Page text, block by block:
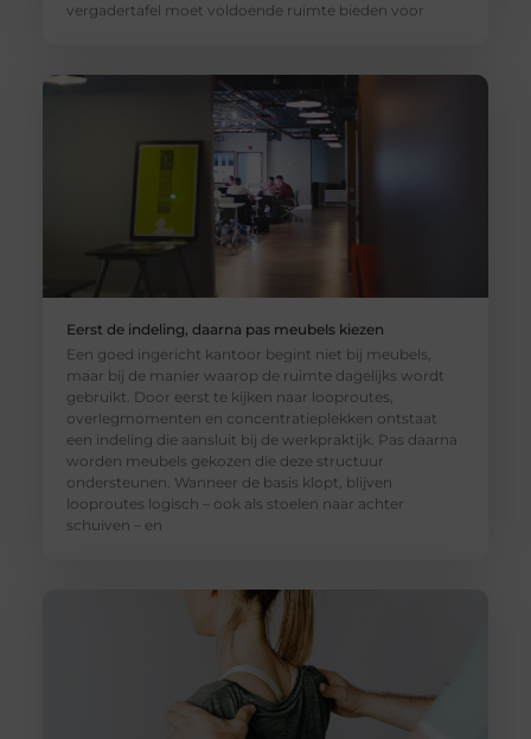
vergadertafel moet voldoende ruimte bieden voor
Eerst de indeling, daarna pas meubels kiezen
Een goed ingericht kantoor begint niet bij meubels,
maar bij de manier waarop de ruimte dagelijks wordt
gebruikt. Door eerst te kijken naar looproutes,
overlegmomenten en concentratieplekken ontstaat
een indeling die aansluit bij de werkpraktijk. Pas daarna
worden meubels gekozen die deze structuur
ondersteunen. Wanneer de basis klopt, blijven
looproutes logisch – ook als stoelen naar achter
schuiven – en